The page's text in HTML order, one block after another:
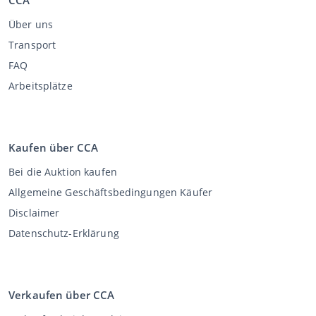
Über uns
Transport
FAQ
Arbeitsplätze
Kaufen über CCA
Bei die Auktion kaufen
Allgemeine Geschäftsbedingungen Käufer
Disclaimer
Datenschutz-Erklärung
Verkaufen über CCA